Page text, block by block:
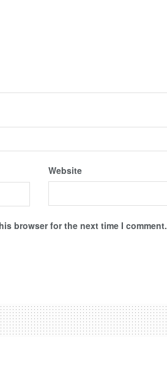
Website
browser for the next time I comment.